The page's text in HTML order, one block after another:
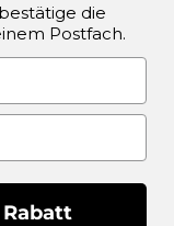
die
Postfach.
Rabatt